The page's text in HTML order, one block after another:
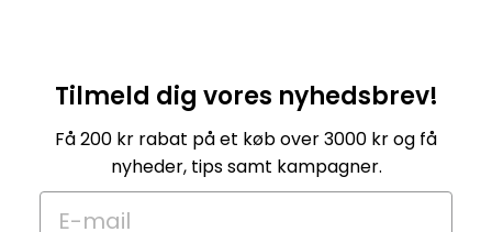
Tilmeld dig vores nyhedsbrev!
Få 200 kr rabat på et køb over 3000 kr og få
nyheder, tips samt kampagner.
E-mail